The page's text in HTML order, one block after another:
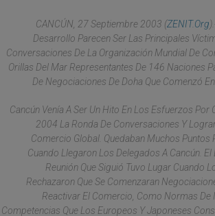
CANCÚN, 27 Septiembre 2003 (ZENIT.org
Desarrollo Parecen Ser Las Principales
Conversaciones De La Organización Mundial De
Orillas Del Mar Representantes De 146 Naciones
De Negociaciones De Doha Que Comenzó
Cancún Venía A Ser Un Hito En Los Esfuerzos Por
2004 La Ronda De Conversaciones Y
Comercio Global. Quedaban Muchos
Cuando Llegaron Los Delegados A Cancún.
Reunión Que Siguió Tuvo Lugar Cuando
Rechazaron Que Se Comenzaran
Reactivar El Comercio, Como Normas De
Competencias Que Los Europeos Y Japoneses